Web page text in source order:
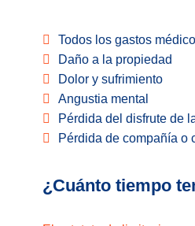
Todos los gastos
Daño a la propiedad
Dolor y sufrimiento
Angustia mental
Pérdida del disfrute de
Pérdida de compañía o
¿Cuánto tiempo